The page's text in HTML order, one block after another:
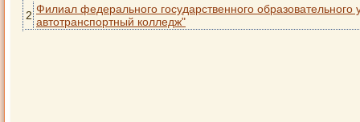
2 Филиал федерального государственного
автотранспортный колледж"